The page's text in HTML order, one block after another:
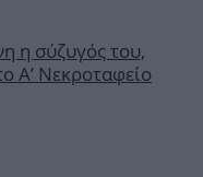
η σύζυγός του,
Α’ Νεκροταφείο